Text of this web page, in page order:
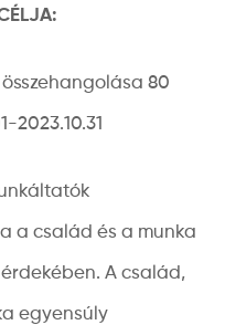
80
2023.10.31
a család és a munka
A család,
egyensúly